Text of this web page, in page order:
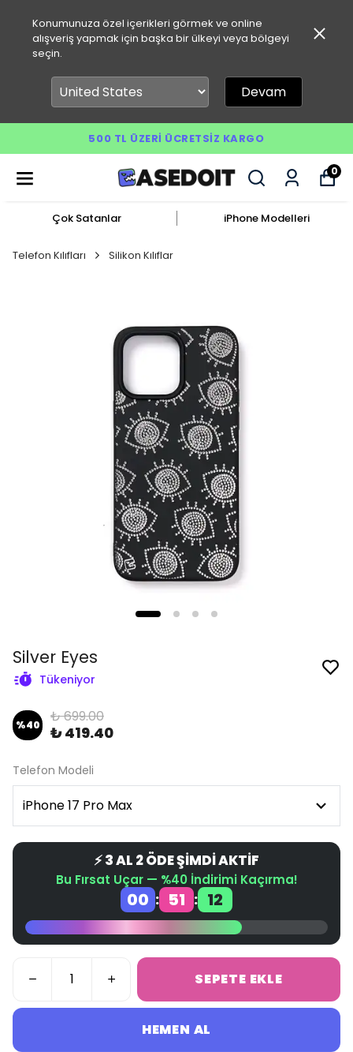
Konumunuza özel içerikleri görmek ve online
alışveriş yapmak için başka bir ülkeyi veya bölgeyi
seçin.
Devam
500 TL ÜZERI ÜCRETSIZ KARGO
0
Çok Satanlar iPhone Modelleri
Telefon Kılıfları Silikon Kılıflar
Silver Eyes
Tükeniyor
%40 ₺ 699.00
₺ 419.40
Telefon Modeli
⚡ 3 AL 2 ÖDE ŞİMDİ AKTİF
Bu Fırsat Uçar — %40 İndirimi Kaçırma!
00 : 51 : 12
SEPETE EKLE
HEMEN AL